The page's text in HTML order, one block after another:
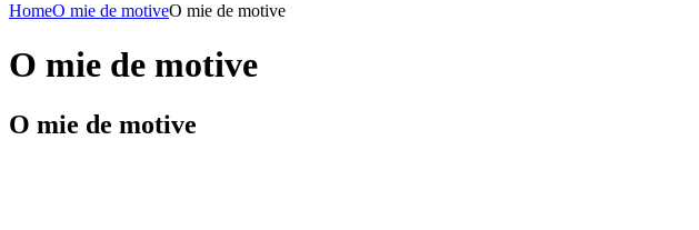
HomeO mie de motiveO mie de motive
O mie de motive
O mie de motive